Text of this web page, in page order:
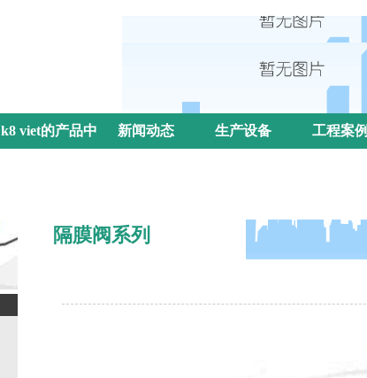
k8 viet的产品中 新闻动态 生产设备 工程案例
隔膜阀系列